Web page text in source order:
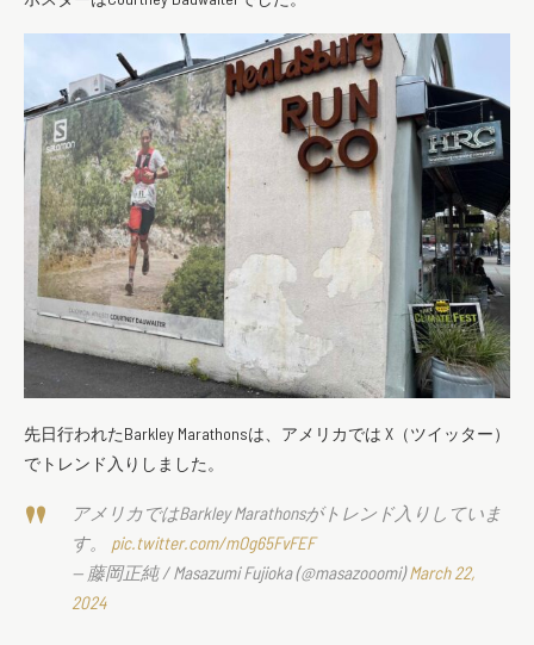
先日行われたBarkley Marathonsは、アメリカでは X（ツイッター）
でトレンド入りしました。
アメリカではBarkley Marathonsがトレンド入りしていま
す。 pic.twitter.com/mOg65FvFEF
— 藤岡正純 / Masazumi Fujioka (@masazooomi)March 22,
2024